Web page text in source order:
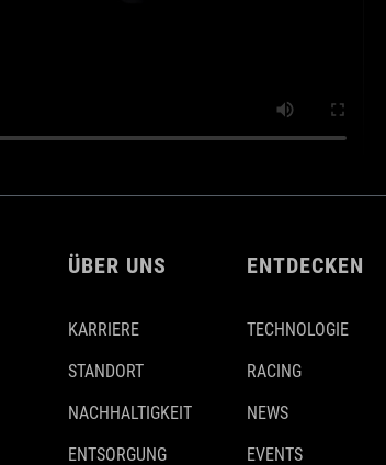
ÜBER UNS
KARRIERE
STANDORT
NACHHALTIGKEIT
ENTSORGUNG
ENTDECKEN
TECHNOLOGIE
RACING
NEWS
EVENTS